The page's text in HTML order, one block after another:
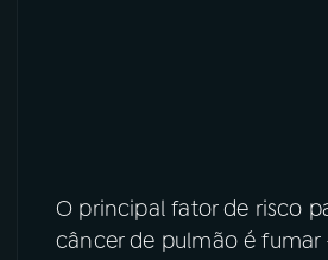
O principal fator de risco
câncer de pulmão é